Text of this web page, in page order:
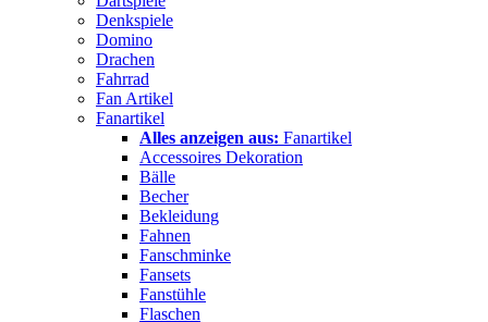
Denkspiele
Domino
Drachen
Fahrrad
Fan Artikel
Fanartikel
Alles anzeigen aus: Fanartikel
Accessoires Dekoration
Bälle
Becher
Bekleidung
Fahnen
Fanschminke
Fansets
Fanstühle
Flaschen